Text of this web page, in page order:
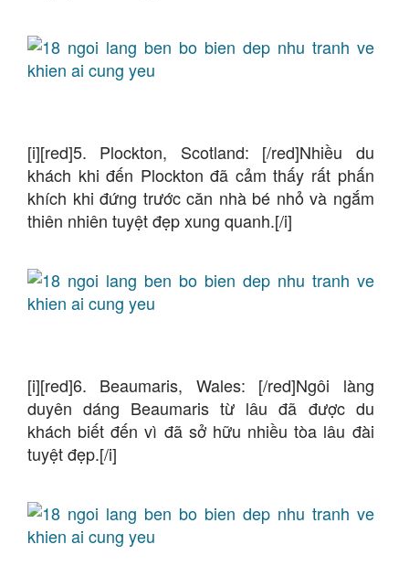
[i][red]5. Plockton, Scotland: [/red]Nhiều du
khách khi đến Plockton đã cảm thấy rất phấn
khích khi đứng trước căn nhà bé nhỏ và ngắm
thiên nhiên tuyệt đẹp xung quanh.[/i]
[i][red]6. Beaumaris, Wales: [/red]Ngôi làng
duyên dáng Beaumaris từ lâu đã được du
khách biết đến vì đã sở hữu nhiều tòa lâu đài
tuyệt đẹp.[/i]